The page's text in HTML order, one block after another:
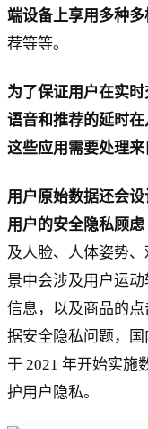
端设备上享用多种
荐等等。
为了保证用户在实时
语音和推荐的延时
这些应用需要处理来
用户原始数据还会
用户的安全隐私顾虑
及人脸、人体姿势
景中会涉及用户运
信息，以及商品的
据安全隐私问题，
于 2021 年开始实施
护用户隐私。